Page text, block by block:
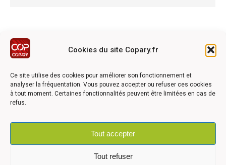
Cookies du site Copary.fr
Ce site utilise des cookies pour améliorer son fonctionnement et
analyser la fréquentation. Vous pouvez accepter ou refuser ces cookies
à tout moment. Certaines fonctionnalités peuvent être limitées en cas de
refus.
Tout accepter
Tout refuser
Ce site a été réalisé avec le soutien financier de l'Union
Pays Barrois